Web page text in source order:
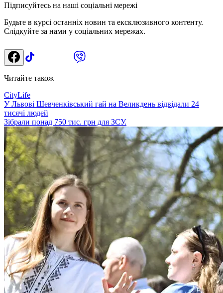
Підписуйтесь на наші соціальні мережі
Будьте в курсі останніх новин та ексклюзивного контенту.
Слідкуйте за нами у соціальних мережах.
Читайте також
CityLife
У Львові Шевченківський гай на Великдень відвідали 24
тисячі людей
Зібрали понад 750 тис. грн для ЗСУ.